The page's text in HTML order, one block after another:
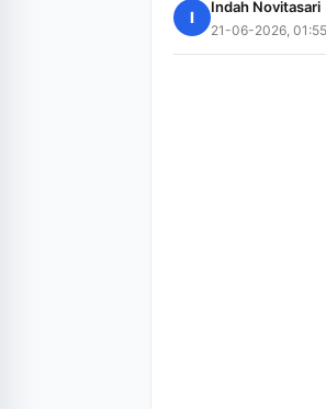
I
Indah Novitasari
21-06-2026,